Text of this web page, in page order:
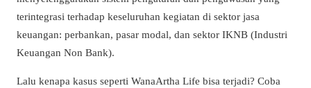
terintegrasi terhadap keseluruhan kegiatan di sektor jasa
keuangan: perbankan, pasar modal, dan sektor IKNB (Industri
Keuangan Non Bank).
Lalu kenapa kasus seperti WanaArtha Life bisa terjadi? Coba